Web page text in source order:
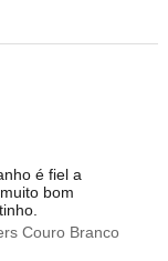
é fiel a
bom
Couro Branco